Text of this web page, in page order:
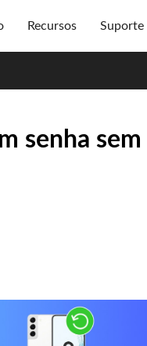
Recursos Suporte
senha sem